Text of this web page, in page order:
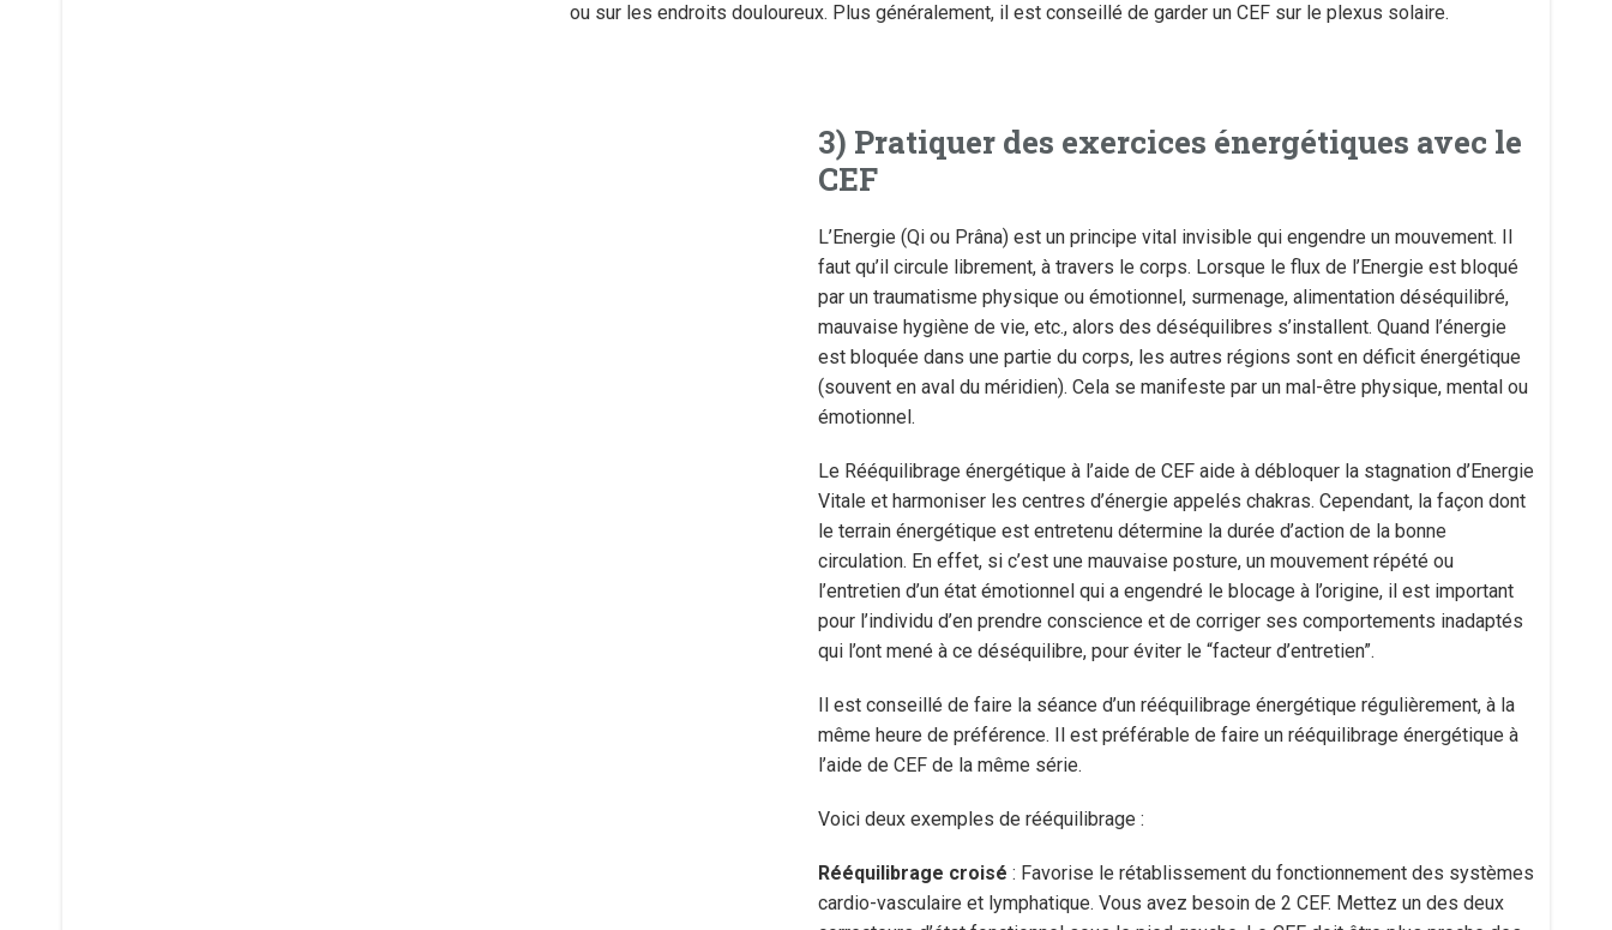
ou sur les endroits douloureux. Plus généralement, il est conseillé de garder un CEF sur le plexus solaire.
3) Pratiquer des exercices énergétiques avec le
CEF
L’Energie (Qi ou Prâna) est un principe vital invisible qui engendre un mouvement. Il
faut qu’il circule librement, à travers le corps. Lorsque le flux de l’Energie est bloqué
par un traumatisme physique ou émotionnel, surmenage, alimentation déséquilibré,
mauvaise hygiène de vie, etc., alors des déséquilibres s’installent. Quand l’énergie
est bloquée dans une partie du corps, les autres régions sont en déficit énergétique
(souvent en aval du méridien). Cela se manifeste par un mal-être physique, mental ou
émotionnel.
Le Rééquilibrage énergétique à l’aide de CEF aide à débloquer la stagnation d’Energie
Vitale et harmoniser les centres d’énergie appelés chakras. Cependant, la façon dont
le terrain énergétique est entretenu détermine la durée d’action de la bonne
circulation. En effet, si c’est une mauvaise posture, un mouvement répété ou
l’entretien d’un état émotionnel qui a engendré le blocage à l’origine, il est important
pour l’individu d’en prendre conscience et de corriger ses comportements inadaptés
qui l’ont mené à ce déséquilibre, pour éviter le “facteur d’entretien”.
Il est conseillé de faire la séance d’un rééquilibrage énergétique régulièrement, à la
même heure de préférence. Il est préférable de faire un rééquilibrage énergétique à
l’aide de CEF de la même série.
Voici deux exemples de rééquilibrage :
Rééquilibrage croisé : Favorise le rétablissement du fonctionnement des systèmes
cardio-vasculaire et lymphatique. Vous avez besoin de 2 CEF. Mettez un des deux